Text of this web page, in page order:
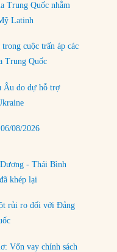
tranh Iran?
ở Biển Đông
nhỏ sẽ luôn
Trung Quốc nhằm
Latinh
cuộc trấn áp các
Trung Quốc
Âu do dự hỗ trợ
08/2026
- Thái Bình
khép lại
rủi ro đối với Đảng
Vốn vay chính sách